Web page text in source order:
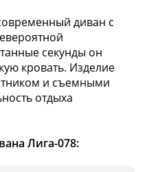
диван с
секунды он
кровать. Изделие
и съемными
отдыха
Лига-078: